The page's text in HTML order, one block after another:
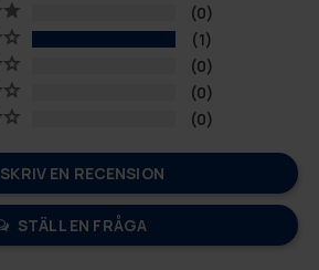
0
1
0
0
0
SKRIV EN RECENSION
STÄLL EN FRÅGA